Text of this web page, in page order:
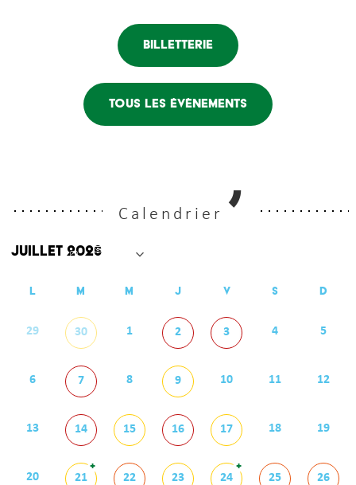
Billetterie
Tous les évènements
Calendrier
L M M J V S D
29 30 1 2 3 4 5
6 7 8 9 10 11 12
13 14 15 16 17 18 19
20 21
+
22 23 24
+
25 26